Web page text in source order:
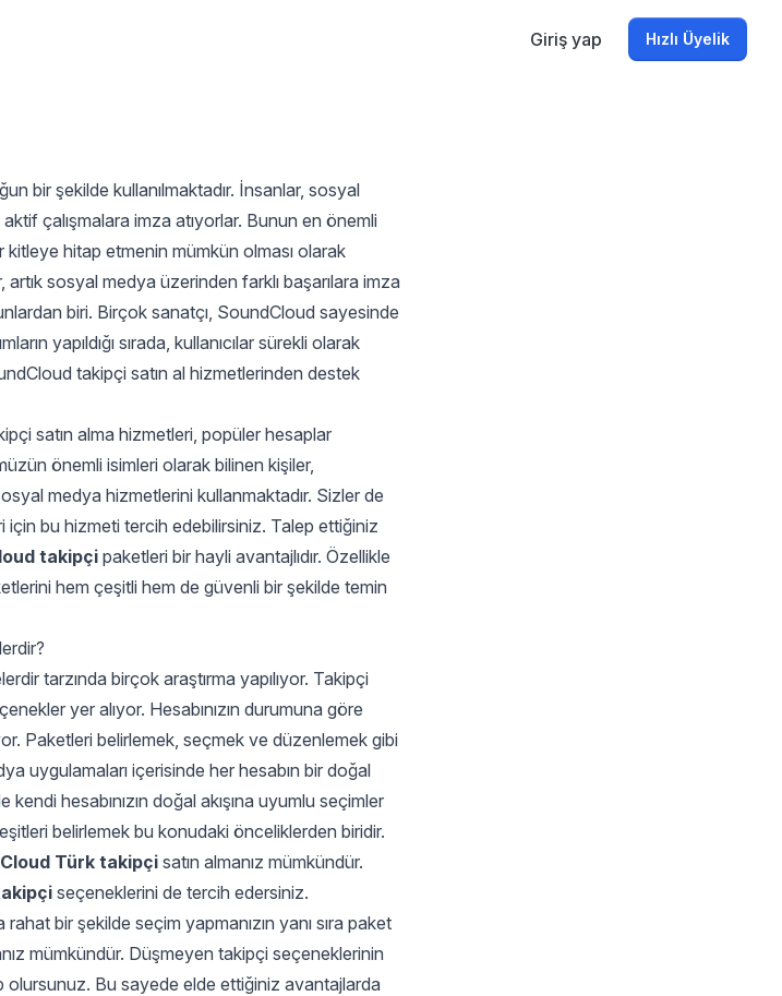
Giriş yap Hızlı Üyelik
bir şekilde kullanılmaktadır. İnsanlar, sosyal
çalışmalara imza atıyorlar. Bunun en önemli
hitap etmenin mümkün olması olarak
sosyal medya üzerinden farklı başarılara imza
biri. Birçok sanatçı, SoundCloud sayesinde
yapıldığı sırada, kullanıcılar sürekli olarak
takipçi satın al hizmetlerinden destek
satın alma hizmetleri, popüler hesaplar
önemli isimleri olarak bilinen kişiler,
medya hizmetlerini kullanmaktadır. Sizler de
için bu hizmeti tercih edebilirsiniz. Talep ettiğiniz
takipçi paketleri bir hayli avantajlıdır. Özellikle
hem çeşitli hem de güvenli bir şekilde temin
tarzında birçok araştırma yapılıyor. Takipçi
yer alıyor. Hesabınızın durumuna göre
Paketleri belirlemek, seçmek ve düzenlemek gibi
uygulamaları içerisinde her hesabın bir doğal
kendi hesabınızın doğal akışına uyumlu seçimler
belirlemek bu konudaki önceliklerden biridir.
Türk takipçisatın almanız mümkündür.
seçeneklerini de tercih edersiniz.
bir şekilde seçim yapmanızın yanı sıra paket
mümkündür. Düşmeyen takipçi seçeneklerinin
olursunuz. Bu sayede elde ettiğiniz avantajlarda